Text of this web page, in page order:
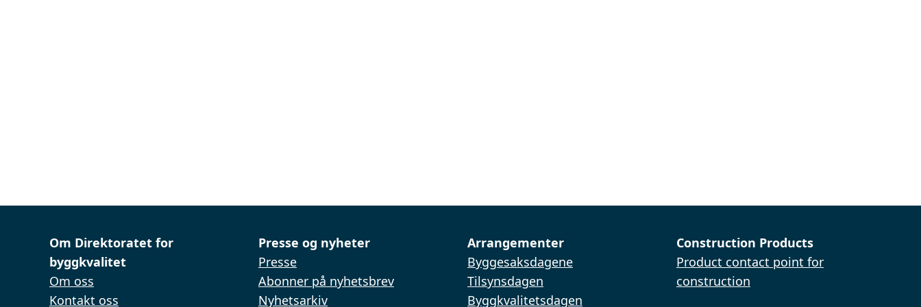
Om Direktoratet for
byggkvalitet
Om oss
Kontakt oss
Presse og nyheter
Presse
Abonner på nyhetsbrev
Nyhetsarkiv
Arrangementer
Byggesaksdagene
Tilsynsdagen
Byggkvalitetsdagen
Construction Products
Product contact point for
construction